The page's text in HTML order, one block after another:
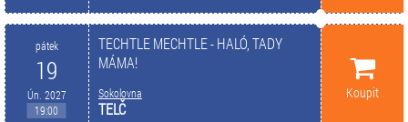
pátek
19
Ún. 2027
19:00
TECHTLE MECHTLE - HALÓ, TADY
MÁMA!
Sokolovna
TELČ
Koupit